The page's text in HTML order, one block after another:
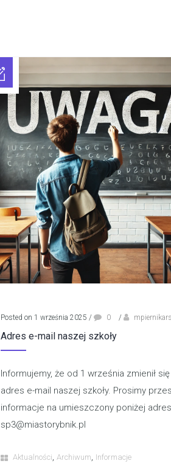
Posted on 1 września 2025 / 0 /
Adres e-mail naszej szkoły
Informujemy, że od 1 września zmienił się
adres e-mail naszej szkoły. Prosimy
informacje na umieszczony poniżej
sp3@miastorybnik.pl
Aktualności, Archiwum, Informacje